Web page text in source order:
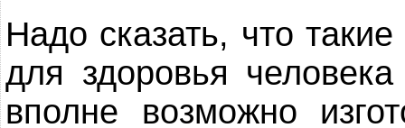
Надо сказать, что
для здоровья
вполне возможно